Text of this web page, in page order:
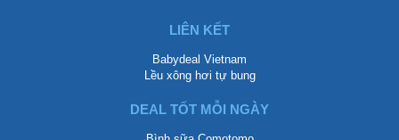
LIÊN KẾT
Babydeal Vietnam
Lều xông hơi tự bung
DEAL TỐT MỖI NGÀY